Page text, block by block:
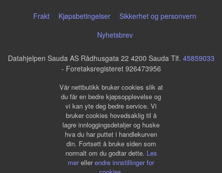
Frakt Kjøpsbetingelser
Sikkerhet og personvern
Nyhetsbrev
Datahjelpen Sauda AS Rådhusgata 22 4200 Sauda Tlf. 45859033
- Foretaksregisteret 926473956
Vår nettbutikk bruker cookies slik at
du får en bedre kjøpsopplevelse og
vi kan yte deg bedre service. Vi
bruker cookies hovedsaklig til å
lagre innloggingsdetaljer og huske
hva du har puttet i handlekurven
din. Fortsett å bruke siden som
normalt om du godtar dette. Les
merellerendre innstillinger for